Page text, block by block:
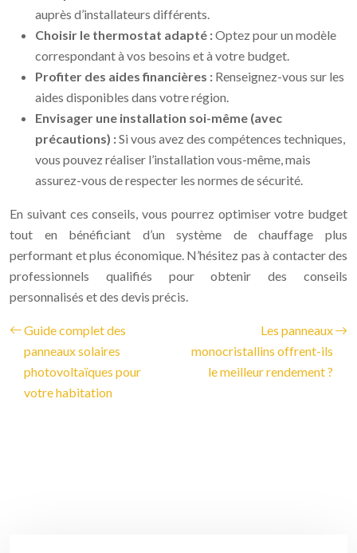
auprès d’installateurs différents.
Choisir le thermostat adapté :Optez pour un modèle
correspondant à vos besoins et à votre budget.
Profiter des aides financières : Renseignez-vous sur les
aides disponibles dans votre région.
Envisager une installation soi-même (avec
précautions) :Si vous avez des compétences techniques,
vous pouvez réaliser l’installation vous-même, mais
assurez-vous de respecter les normes de sécurité.
En suivant ces conseils, vous pourrez optimiser votre budget
tout en bénéficiant d’un système de chauffage plus
performant et plus économique. N’hésitez pas à contacter des
professionnels qualifiés pour obtenir des conseils
personnalisés et des devis précis.
Guide complet des
panneaux solaires
photovoltaïques pour
votre habitation
Les panneaux
monocristallins offrent-ils
le meilleur rendement ?